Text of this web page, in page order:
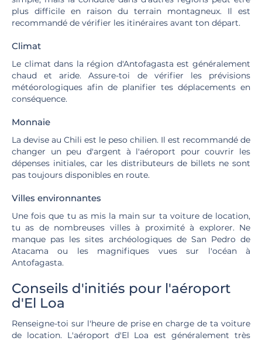
plus difficile en raison du terrain montagneux. Il est
recommandé de vérifier les itinéraires avant ton départ.
Climat
Le climat dans la région d'Antofagasta est généralement
chaud et aride. Assure-toi de vérifier les prévisions
météorologiques afin de planifier tes déplacements en
conséquence.
Monnaie
La devise au Chili est le peso chilien. Il est recommandé de
changer un peu d'argent à l'aéroport pour couvrir les
dépenses initiales, car les distributeurs de billets ne sont
pas toujours disponibles en route.
Villes environnantes
Une fois que tu as mis la main sur ta voiture de location,
tu as de nombreuses villes à proximité à explorer. Ne
manque pas les sites archéologiques de San Pedro de
Atacama ou les magnifiques vues sur l'océan à
Antofagasta.
Conseils d'initiés pour l'aéroport
d'El Loa
Renseigne-toi sur l'heure de prise en charge de ta voiture
de location. L'aéroport d'El Loa est généralement très